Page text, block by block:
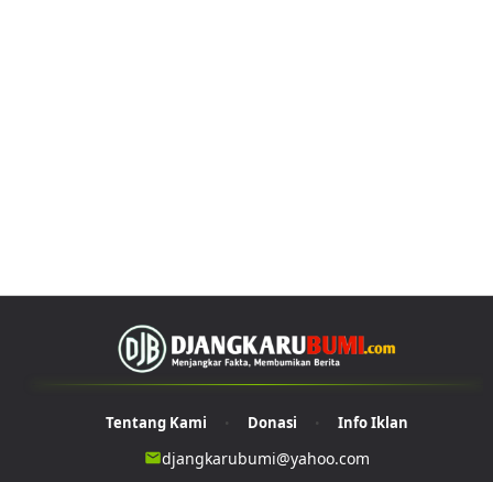
Tentang Kami • Donasi • Info Iklan
djangkarubumi@yahoo.com